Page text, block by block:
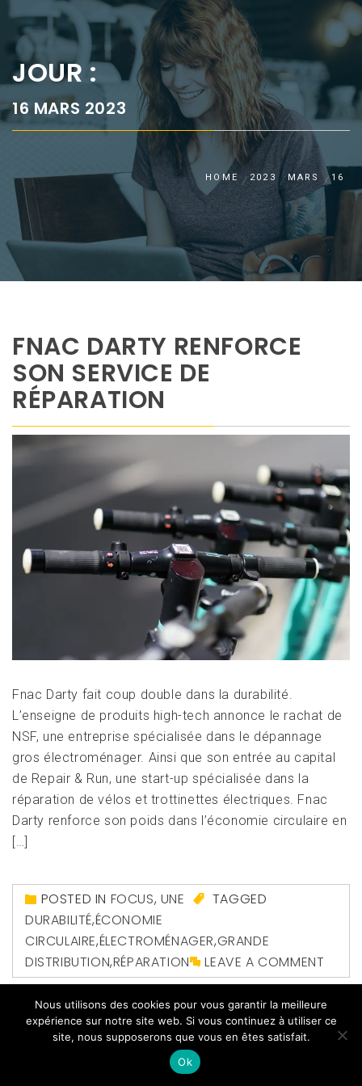
JOUR :
16 MARS 2023
HOME 2023 MARS 16
FNAC DARTY RENFORCE
SON SERVICE DE
RÉPARATION
Fnac Darty fait coup double dans la durabilité.
L’enseigne de produits high-tech annonce le rachat de
NSF, une entreprise spécialisée dans le dépannage
gros électroménager. Ainsi que son entrée au capital
de Repair & Run, une start-up spécialisée dans la
réparation de vélos et trottinettes électriques. Fnac
Darty renforce son poids dans l’économie circulaire en
[…]
POSTED IN FOCUS, UNE
TAGGED
DURABILITÉ,ÉCONOMIE
CIRCULAIRE,ÉLECTROMÉNAGER,GRANDE
DISTRIBUTION,RÉPARATION LEAVE A COMMENT
Nous utilisons des cookies pour vous garantir la meilleure
expérience sur notre site web. Si vous continuez à utiliser ce
site, nous supposerons que vous en êtes satisfait.
Ok